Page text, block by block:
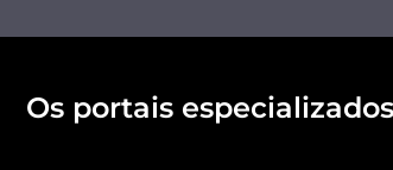
Os portais